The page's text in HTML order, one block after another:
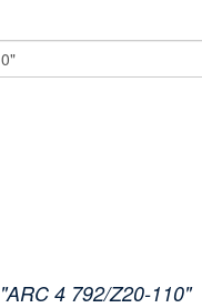
"ARC 4 792/Z20-110"